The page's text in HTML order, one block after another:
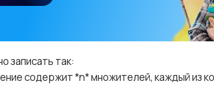
записать так:
содержит *n* множителей, каждый из